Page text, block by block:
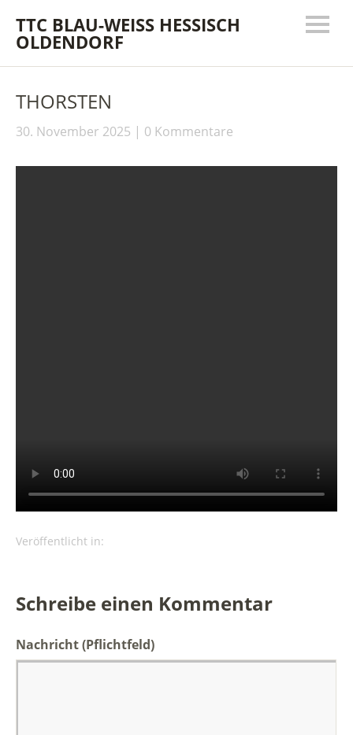
TTC BLAU-WEISS HESSISCH
OLDENDORF
THORSTEN
30. November 2025 0 Kommentare
Veröffentlicht in:
Schreibe einen Kommentar
Nachricht(Pflichtfeld)